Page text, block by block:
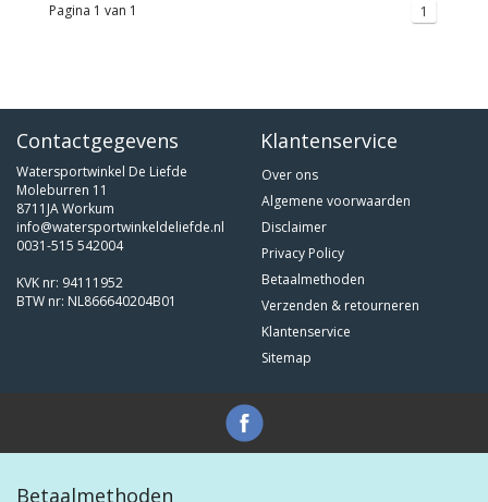
Pagina 1 van 1 1
Contactgegevens
Watersportwinkel De Liefde
Moleburren 11
8711JA Workum
info@watersportwinkeldeliefde.nl
0031-515 542004
KVK nr: 94111952
BTW nr: NL866640204B01
Klantenservice
Over ons
Algemene voorwaarden
Disclaimer
Privacy Policy
Betaalmethoden
Verzenden & retourneren
Klantenservice
Sitemap
Betaalmethoden